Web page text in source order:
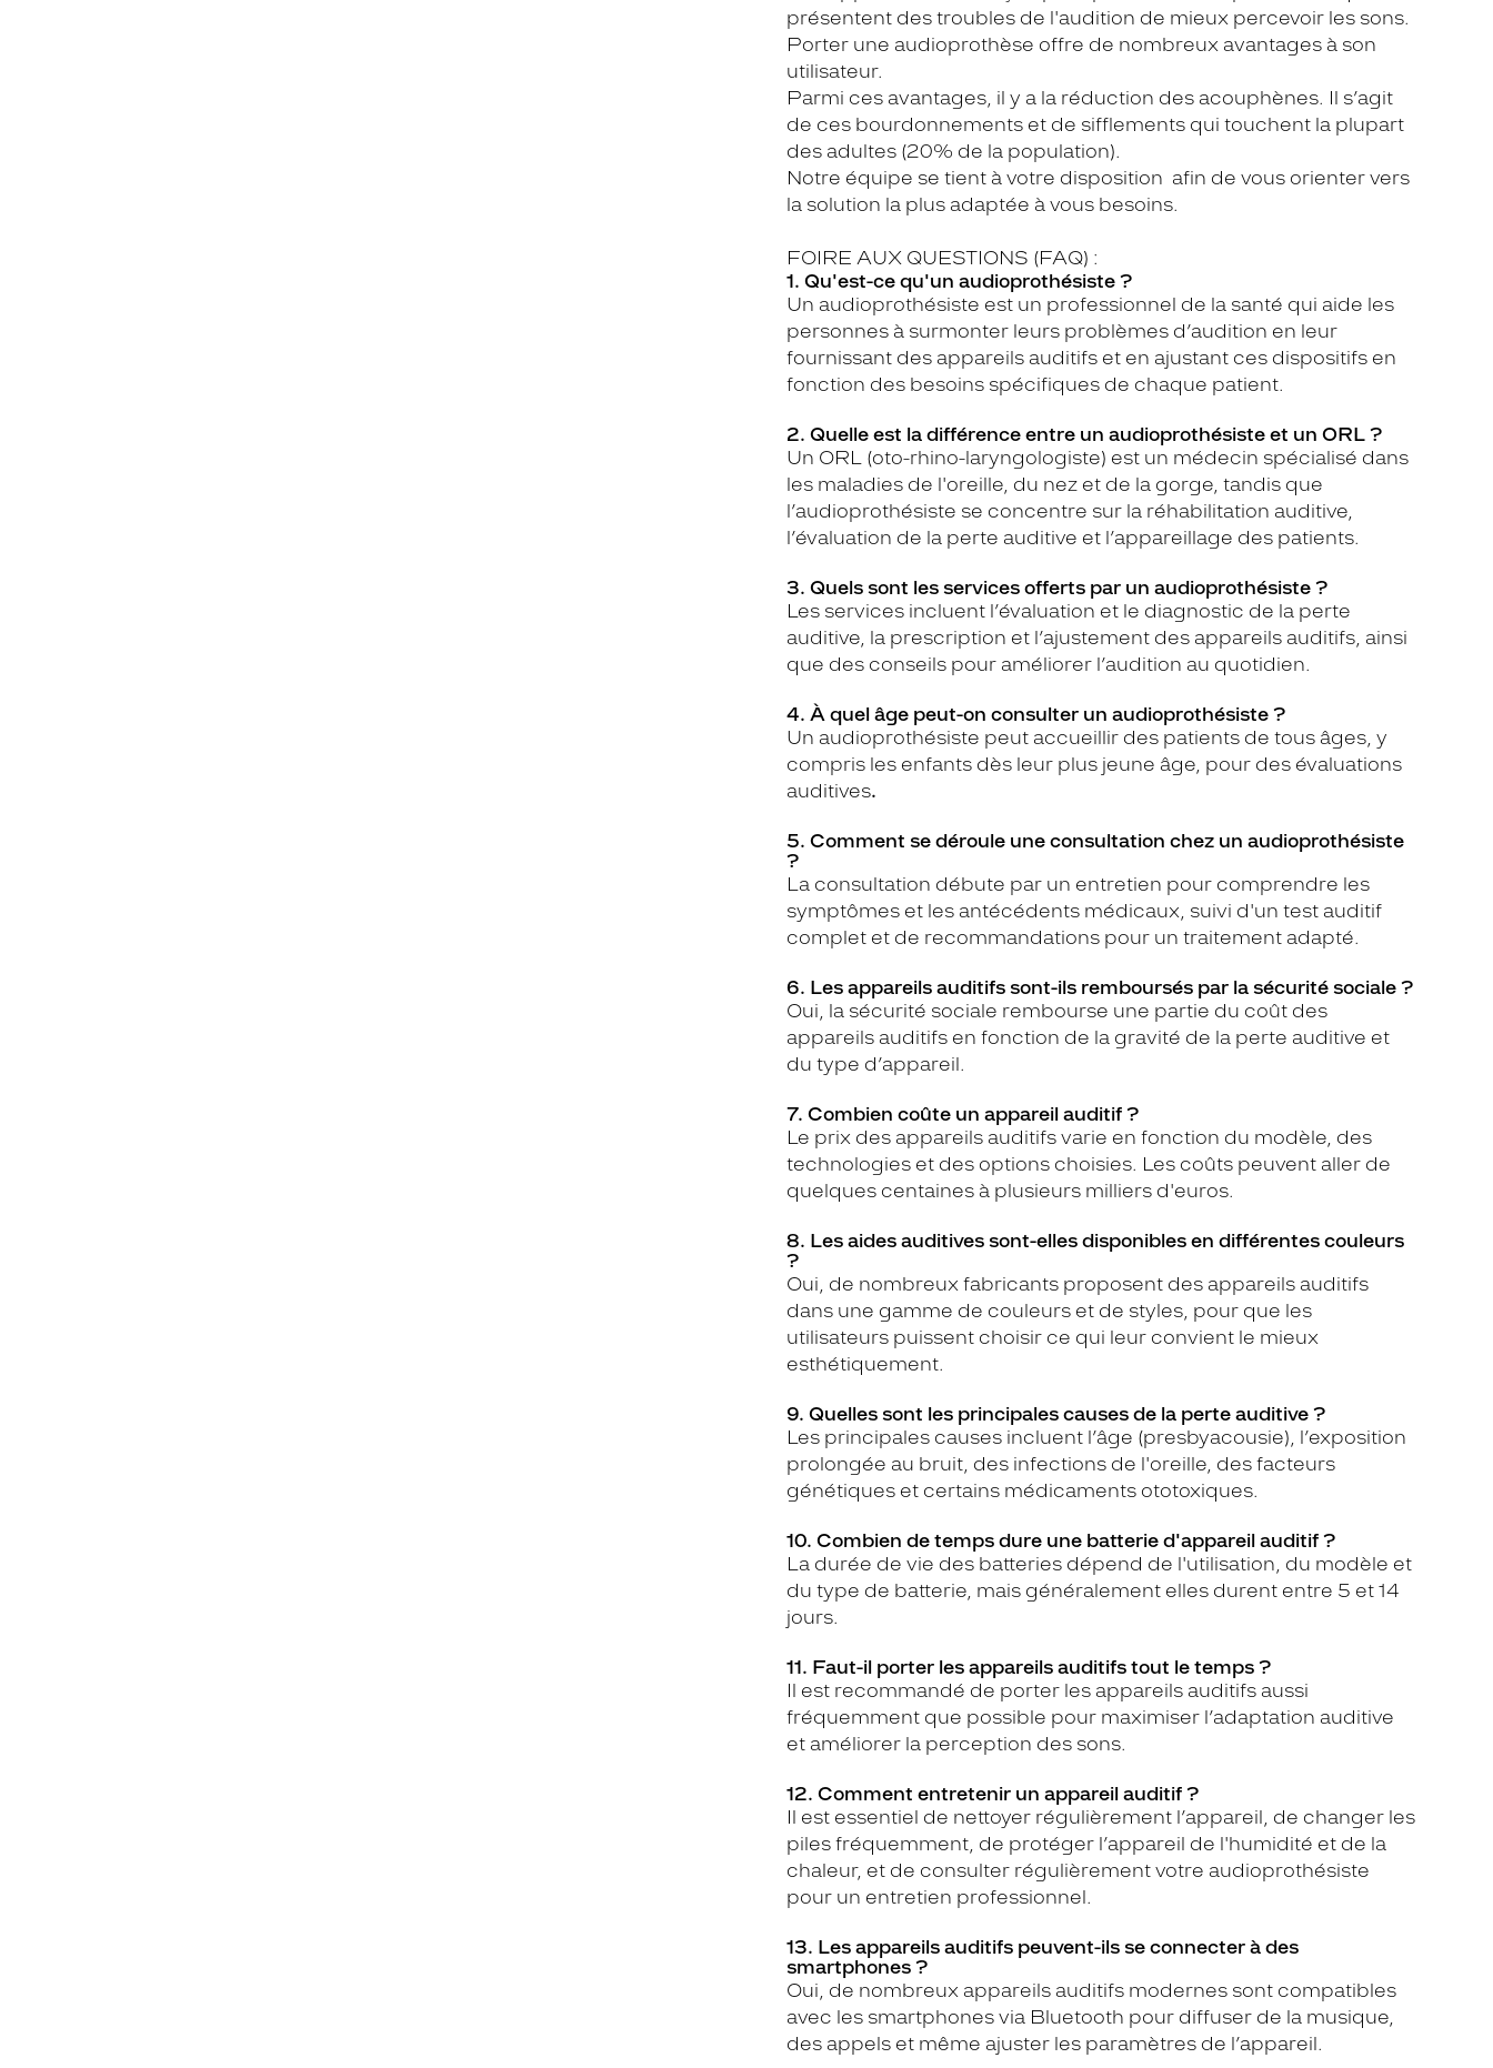
présentent des troubles de l'audition de mieux percevoir les sons.
Porter une audioprothèse offre de nombreux avantages à son
utilisateur.
Parmi ces avantages, il y a la réduction des acouphènes. Il s’agit
de ces bourdonnements et de sifflements qui touchent la plupart
des adultes (20% de la population).
Notre équipe se tient à votre disposition afin de vous orienter vers
la solution la plus adaptée à vous besoins.
FOIRE AUX QUESTIONS (FAQ) :
1. Qu'est-ce qu'un audioprothésiste ?
Un audioprothésiste est un professionnel de la santé qui aide les
personnes à surmonter leurs problèmes d’audition en leur
fournissant des appareils auditifs et en ajustant ces dispositifs en
fonction des besoins spécifiques de chaque patient.
2. Quelle est la différence entre un audioprothésiste et un ORL ?
Un ORL (oto-rhino-laryngologiste) est un médecin spécialisé dans
les maladies de l'oreille, du nez et de la gorge, tandis que
l’audioprothésiste se concentre sur la réhabilitation auditive,
l’évaluation de la perte auditive et l’appareillage des patients.
3. Quels sont les services offerts par un audioprothésiste ?
Les services incluent l’évaluation et le diagnostic de la perte
auditive, la prescription et l’ajustement des appareils auditifs, ainsi
que des conseils pour améliorer l’audition au quotidien.
4. À quel âge peut-on consulter un audioprothésiste ?
Un audioprothésiste peut accueillir des patients de tous âges, y
compris les enfants dès leur plus jeune âge, pour des évaluations
auditives.
5. Comment se déroule une consultation chez un audioprothésiste
?
La consultation débute par un entretien pour comprendre les
symptômes et les antécédents médicaux, suivi d'un test auditif
complet et de recommandations pour un traitement adapté.
6. Les appareils auditifs sont-ils remboursés par la sécurité sociale ?
Oui, la sécurité sociale rembourse une partie du coût des
appareils auditifs en fonction de la gravité de la perte auditive et
du type d’appareil.
7. Combien coûte un appareil auditif ?
Le prix des appareils auditifs varie en fonction du modèle, des
technologies et des options choisies. Les coûts peuvent aller de
quelques centaines à plusieurs milliers d'euros.
8. Les aides auditives sont-elles disponibles en différentes couleurs
?
Oui, de nombreux fabricants proposent des appareils auditifs
dans une gamme de couleurs et de styles, pour que les
utilisateurs puissent choisir ce qui leur convient le mieux
esthétiquement.
9. Quelles sont les principales causes de la perte auditive ?
Les principales causes incluent l’âge (presbyacousie), l’exposition
prolongée au bruit, des infections de l'oreille, des facteurs
génétiques et certains médicaments ototoxiques.
10. Combien de temps dure une batterie d'appareil auditif ?
La durée de vie des batteries dépend de l'utilisation, du modèle et
du type de batterie, mais généralement elles durent entre 5 et 14
jours.
11. Faut-il porter les appareils auditifs tout le temps ?
Il est recommandé de porter les appareils auditifs aussi
fréquemment que possible pour maximiser l’adaptation auditive
et améliorer la perception des sons.
12. Comment entretenir un appareil auditif ?
Il est essentiel de nettoyer régulièrement l’appareil, de changer les
piles fréquemment, de protéger l’appareil de l'humidité et de la
chaleur, et de consulter régulièrement votre audioprothésiste
pour un entretien professionnel.
13. Les appareils auditifs peuvent-ils se connecter à des
smartphones ?
Oui, de nombreux appareils auditifs modernes sont compatibles
avec les smartphones via Bluetooth pour diffuser de la musique,
des appels et même ajuster les paramètres de l’appareil.